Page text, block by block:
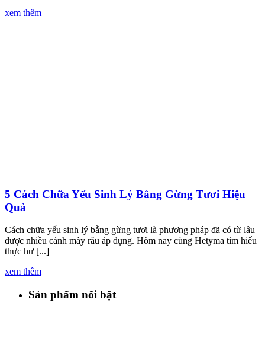
xem thêm
5 Cách Chữa Yếu Sinh Lý Bằng Gừng Tươi Hiệu
Quả
Cách chữa yếu sinh lý bằng gừng tươi là phương pháp đã có từ lâu
được nhiều cánh mày râu áp dụng. Hôm nay cùng Hetyma tìm hiểu
thực hư [...]
xem thêm
Sản phẩm nổi bật